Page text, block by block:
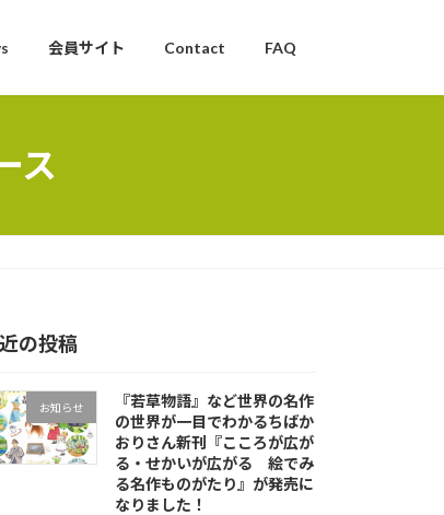
会員サイト Contact FAQ
ス
の投稿
お知らせ
『若草物語』など世界の名作
の世界が一目でわかるちばか
おりさん新刊『こころが広が
る・せかいが広がる 絵でみ
る名作ものがたり』が発売に
なりました！